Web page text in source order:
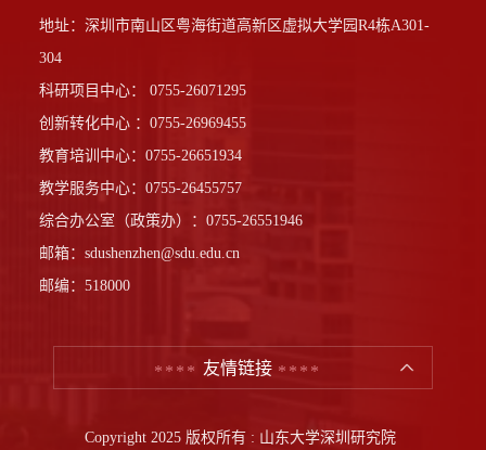
地址：深圳市南山区粤海街道高新区虚拟大学园R4栋A301-
304
科研项目中心： 0755-26071295
创新转化中心 ：0755-26969455
教育培训中心：0755-26651934
教学服务中心：0755-26455757
综合办公室（政策办）：0755-26551946
邮箱：sdushenzhen@sdu.edu.cn
邮编：518000
友情链接
Copyright 2025 版权所有 : 山东大学深圳研究院